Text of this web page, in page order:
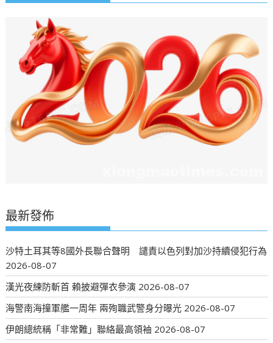
最新發佈
沙特土耳其等8國外長聯合聲明 譴責以色列對加沙持續侵犯行為
2026-08-07
漢光夜練防斬首 賴披避彈衣參演 2026-08-07
海警南海撞軍艦一周年 兩殉職武警身分曝光 2026-08-07
伊朗總統稱「非常難」聯絡最高領袖 2026-08-07